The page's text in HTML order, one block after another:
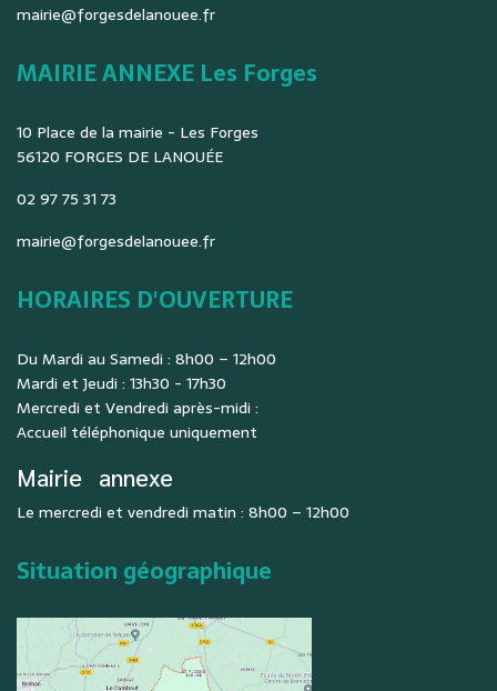
mairie@forgesdelanouee.fr
MAIRIE ANNEXE Les Forges
10 Place de la mairie - Les Forges
56120 FORGES DE LANOUÉE
02 97 75 31 73
mairie@forgesdelanouee.fr
HORAIRES D'OUVERTURE
Du Mardi au Samedi : 8h00 – 12h00
Mardi et Jeudi : 13h30 - 17h30
Mercredi et Vendredi après-midi :
Accueil téléphonique uniquement
Mairie annexe
Le mercredi et vendredi matin : 8h00 – 12h00
Situation géographique